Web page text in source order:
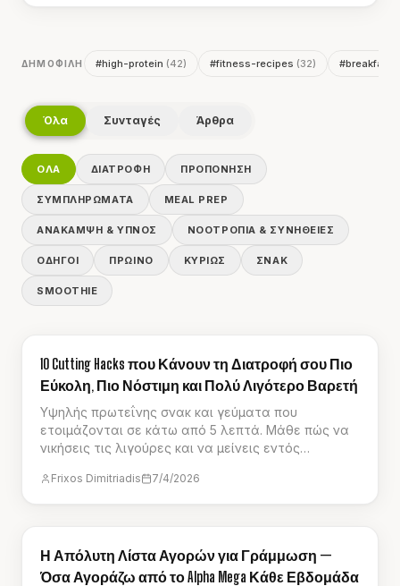
μετά την προπόνηση. Είναι η ιδανική επιλογή
ΔΗΜΟΦΙΛΉ #high-protein (42) #fitness-recipes (32) #breakfast
Όλα Συνταγές Άρθρα
ΌΛΑ ΔΙΑΤΡΟΦΉ ΠΡΟΠΌΝΗΣΗ
ΣΥΜΠΛΗΡΏΜΑΤΑ MEAL PREP
ΑΝΆΚΑΜΨΗ & ΎΠΝΟΣ ΝΟΟΤΡΟΠΊΑ & ΣΥΝΉΘΕΙΕΣ
ΟΔΗΓΟΊ ΠΡΩΙΝΌ ΚΥΡΊΩΣ ΣΝΑΚ
SMOOTHIE
ΟΔΗΓΟΊ
10 Cutting Hacks που Κάνουν τη Διατροφή σου Πιο
Εύκολη, Πιο Νόστιμη και Πολύ Λιγότερο Βαρετή
Υψηλής πρωτεΐνης σνακ και γεύματα που
ετοιμάζονται σε κάτω από 5 λεπτά. Μάθε πώς να
νικήσεις τις λιγούρες και να μείνεις εντός
τη γράμμωση παιχνιδάκι.
Frixos Dimitriadis 7/4/2026
ΟΔΗΓΟΊ
Η Απόλυτη Λίστα Αγορών για Γράμμωση —
Όσα Αγοράζω από το Alpha Mega Κάθε Εβδομάδα